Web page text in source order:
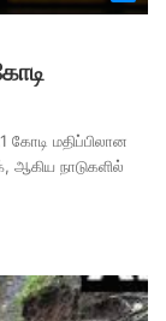
மதிப்பிலான
ஆகிய நாடுகளில்